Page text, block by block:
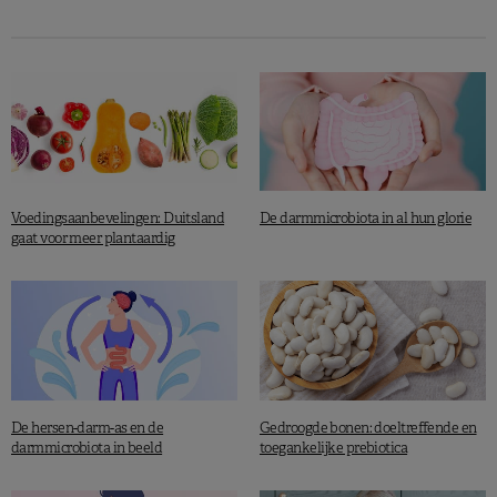
en mentale stoornissen: link ontdekt
Carmody R N et al. Nature Microbiology. Published 30 September 2019.
Voedingsaanbevelingen: Duitsland
gaat voor meer plantaardig
De darmmicrobiota in al hun glorie
De hersen-darm-as en de
darmmicrobiota in beeld
Gedroogde bonen: doeltreffende en
toegankelijke prebiotica